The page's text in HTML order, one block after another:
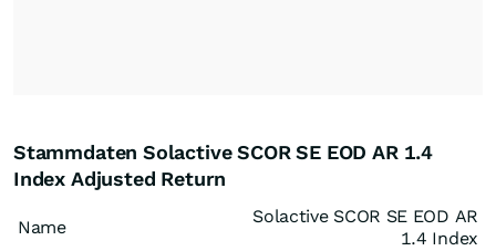
Stammdaten Solactive SCOR SE EOD AR 1.4
Index Adjusted Return
Name
Solactive SCOR SE EOD AR
1.4 Index